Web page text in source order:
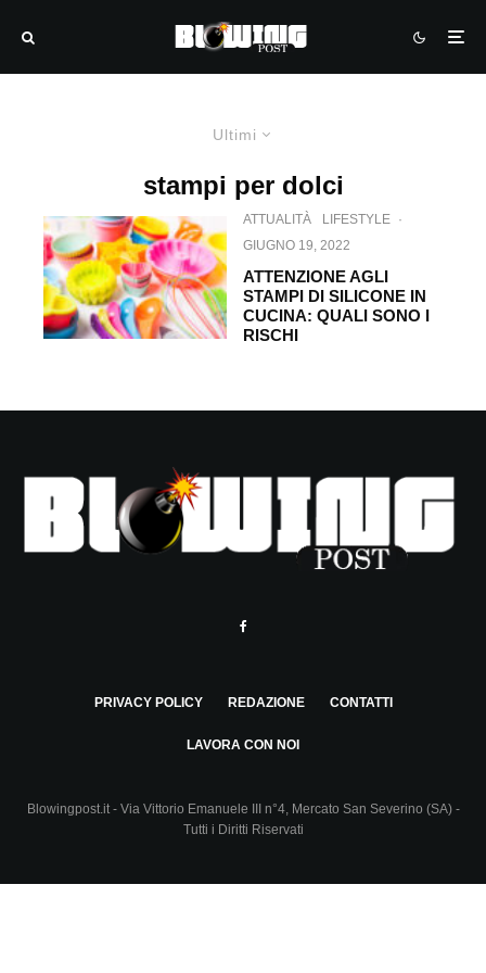
Ultimi
stampi per dolci
ATTUALITÀ LIFESTYLE ·
GIUGNO 19, 2022
ATTENZIONE AGLI
STAMPI DI SILICONE IN
CUCINA: QUALI SONO I
RISCHI
PRIVACY POLICY REDAZIONE CONTATTI
LAVORA CON NOI
Blowingpost.it - Via Vittorio Emanuele III n°4, Mercato San Severino (SA) -
Tutti i Diritti Riservati